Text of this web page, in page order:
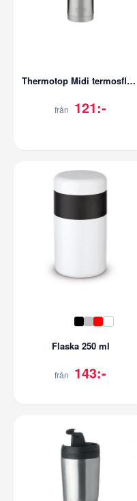
Thermotop Midi termosflaska
från 121:-
Flaska 250 ml
från 143:-